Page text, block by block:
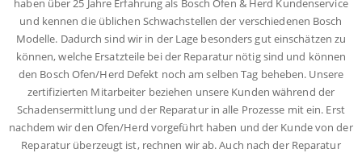
haben über 25 Jahre Erfahrung als Bosch Ofen & Herd Kundenservice
und kennen die üblichen Schwachstellen der verschiedenen Bosch
Modelle. Dadurch sind wir in der Lage besonders gut einschätzen zu
können, welche Ersatzteile bei der Reparatur nötig sind und können
den Bosch Ofen/Herd Defekt noch am selben Tag beheben. Unsere
zertifizierten Mitarbeiter beziehen unsere Kunden während der
Schadensermittlung und der Reparatur in alle Prozesse mit ein. Erst
nachdem wir den Ofen/Herd vorgeführt haben und der Kunde von der
Reparatur überzeugt ist, rechnen wir ab. Auch nach der Reparatur